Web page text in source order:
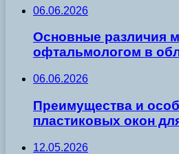
06.06.2026
Основные различия
офтальмологом в
06.06.2026
Преимущества и
пластиковых окон
12.05.2026